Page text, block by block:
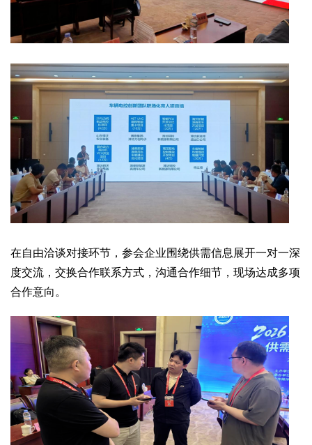
在自由洽谈对接环节，参会企业围绕供需信息展开一对一深
度交流，交换合作联系方式，沟通合作细节，现场达成多项
合作意向。